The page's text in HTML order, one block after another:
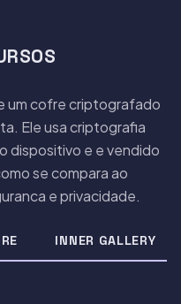
um cofre criptografado
Ele usa criptografia
dispositivo e e vendido
se compara ao
e privacidade.
INNER GALLERY